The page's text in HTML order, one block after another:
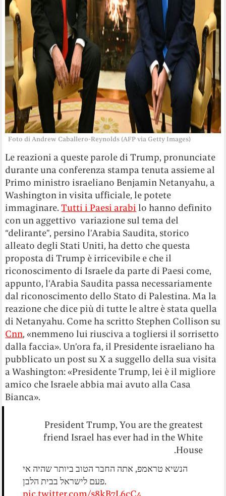
Foto di Andrew Caballero-Reynolds (AFP via Getty Images)
Le reazioni a queste parole di Trump, pronunciate
durante una conferenza stampa tenuta assieme al
Primo ministro israeliano Benjamin Netanyahu, a
Washington in visita ufficiale, le potete
immaginare.Tutti i Paesi arabi lo hanno definito
con un aggettivo variazione sul tema del
“delirante”, persino l’Arabia Saudita, storico
alleato degli Stati Uniti, ha detto che questa
proposta di Trump è irricevibile e che il
riconoscimento di Israele da parte di Paesi come,
appunto, l’Arabia Saudita passa necessariamente
dal riconoscimento dello Stato di Palestina. Ma la
reazione che dice più di tutte le altre è stata quella
di Netanyahu. Come ha scritto Stephen Collison su
Cnn, «nemmeno lui riusciva a togliersi il sorrisetto
dalla faccia». Un’ora fa, il Presidente israeliano ha
pubblicato un post su X a suggello della sua visita
a Washington: «Presidente Trump, lei è il migliore
amico che Israele abbia mai avuto alla Casa
Bianca».
President Trump, You are the greatest
friend Israel has ever had in the White
House.
הנשיא טראמפ, אתה החבר הטוב ביותר שהיה אי
פעם לישראל בבית הלבן.
pic.twitter.com/s8kB7L6cC4